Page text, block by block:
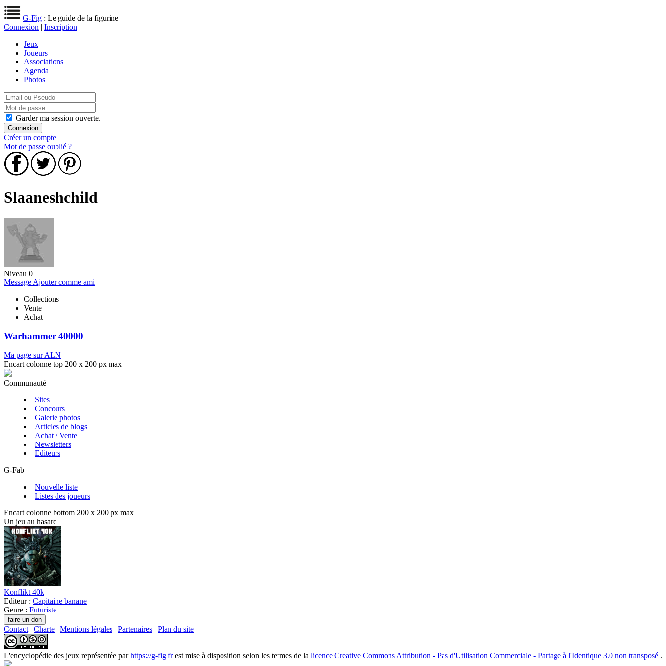
G-Fig : Le guide de la figurine
Connexion | Inscription
Jeux
Joueurs
Associations
Agenda
Photos
Garder ma session ouverte.
Créer un compte
Mot de passe oublié ?
Slaaneshchild
Niveau 0
Message Ajouter comme ami
Collections
Vente
Achat
Warhammer 40000
Ma page sur ALN
Encart colonne top 200 x 200 px max
Communauté
Sites
Concours
Galerie photos
Articles de blogs
Achat / Vente
Newsletters
Editeurs
G-Fab
Nouvelle liste
Listes des joueurs
Encart colonne bottom 200 x 200 px max
Un jeu au hasard
Konflikt 40k
Editeur : Capitaine banane
Genre : Futuriste
Contact | Charte | Mentions légales | Partenaires | Plan du site
L'encyclopédie des jeux représentée parhttps://g-fig.frest mise à disposition selon les termes de la licence Creative Commons Attribution - Pas d'Utilisation Commerciale - Partage à l'Identique 3.0 non transposé .